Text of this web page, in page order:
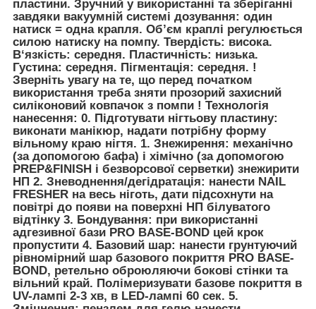
пластини. Зручний у використанні та зберіганні
завдяки вакуумній системі дозування: один
натиск = одна крапля. Об’єм краплі регулюється
силою натиску на помпу. Твердість: висока.
В‘язкість: середня. Пластичність: низька.
Густина: середня. Пігментація: середня. !
Зверніть увагу на те, що перед початком
використання треба зняти прозорий захисний
силіконовий ковпачок з помпи ! Технологія
нанесення: 0. Підготувати нігтьову пластину:
виконати манікюр, надати потрібну форму
вільному краю нігтя. 1. Знежирення: механічно
(за допомогою бафа) і хімічно (за допомогою
PREP&FINISH і безворсової серветки) знежирити
НП 2. Зневоднення/дегідратація: нанести NAIL
FRESHER на весь ніготь, дати підсохнути на
повітрі до появи на поверхні НП білуватого
відтінку 3. Бондування: при використанні
адгезивної бази PRO BASE-BOND цей крок
пропустити 4. Базовий шар: нанести грунтуючий
рівномірний шар базового покриття PRO BASE-
BOND, ретельно оброюляючи бокові стінки та
вільний край. Полімеризувати базове покриття в
UV-лампі 2-3 хв, в LED-лампі 60 сек. 5.